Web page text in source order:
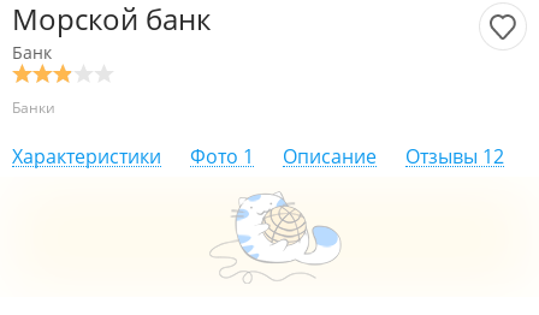
Морской банк
Банк
Банки
Характеристики Фото 1 Описание Отзывы 12